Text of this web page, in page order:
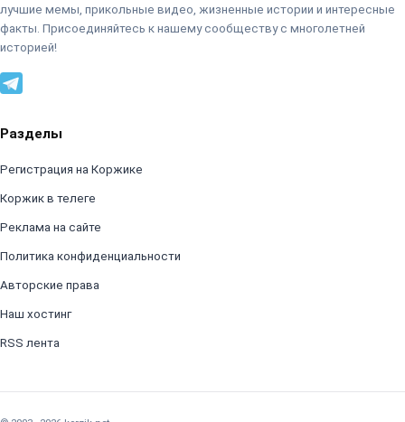
лучшие мемы, прикольные видео, жизненные истории и интересные
факты. Присоединяйтесь к нашему сообществу с многолетней
историей!
Разделы
Регистрация на Коржике
Коржик в телеге
Реклама на сайте
Политика конфиденциальности
Авторские права
Наш хостинг
RSS лента